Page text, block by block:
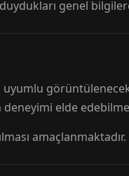
genel
görüntülenecek
elde
amaçlanmaktadır.